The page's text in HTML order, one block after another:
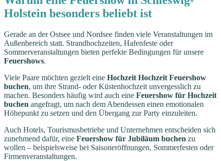
Holstein besonders beliebt ist
Gerade an der Ostsee und Nordsee finden viele Veranstaltungen im
Außenbereich statt. Strandhochzeiten, Hafenfeste oder
Sommerveranstaltungen bieten perfekte Bedingungen für unsere
Feuershows.
Viele Paare möchten gezielt eine Hochzeit Hochzeit Feuershow
buchen, um ihre Strand- oder Küstenhochzeit unvergesslich zu
machen. Besonders häufig wird auch eine Feuershow für Hochzeit
buchen angefragt, um nach dem Abendessen einen emotionalen
Höhepunkt zu setzen und den Übergang zur Party einzuleiten.
Auch Hotels, Tourismusbetriebe und Unternehmen entscheiden sich
zunehmend dafür, eine Feuershow für Jubiläum buchen zu
wollen – beispielsweise bei Saisoneröffnungen, Sommerfesten oder
Firmenveranstaltungen.